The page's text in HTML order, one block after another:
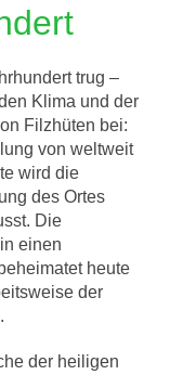
trug –
Klima und der
Filzhüten bei:
von weltweit
wird die
des Ortes
Die
einen
heute
der
der heiligen